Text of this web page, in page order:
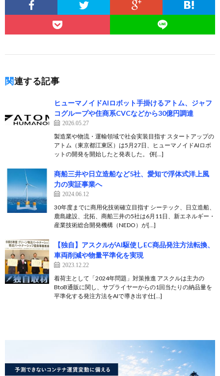
関連する記事
ヒューマノイドAIロボット手掛けるアトム、ジャフ
コグループや住商系CVCなどから30億円調達
2026.05.27
製造業や物流・運輸領域で社会実装目指す スタートアップの
アトム（東京都江東区）は5月27日、ヒューマノイドAIロボ
ットの開発を開始したと発表した。 併[…]
商船三井や日立造船など5社、愛知で浮体式洋上風
力の実証事業へ
2024.06.12
30年度までに商用化技術確立目指す シーテック、日立造船、
鹿島建設、北拓、商船三井の5社は6月11日、新エネルギー・
産業技術総合開発機構（NEDO）が[…]
【独自】アスクルがAI駆使しEC商品発注方法転換、
車両削減や物量平準化を実現
2023.12.22
着荷主として「2024年問題」対策推進 アスクルは主力の
BtoB通販に関し、サプライヤーからの1回当たりの納品量を
平準化する発注方法をAIで導き出す仕[…]